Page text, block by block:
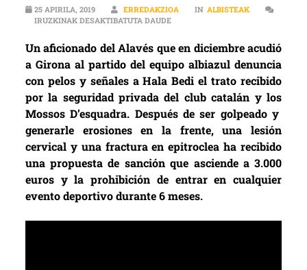
25 APIRILA, 2019 ERREDAKZIOA IN ALBISTEAK
IRUZKINAK DESAKTIBATUTA DAUDELESIÓN CERVICAL, COLLARÍN,
Un aficionado del Alavés que en diciembre acudió
a Girona al partido del equipo albiazul denuncia
con pelos y señales a Hala Bedi el trato recibido
por la seguridad privada del club catalán y los
Mossos D’esquadra. Después de ser golpeado y
generarle erosiones en la frente, una lesión
cervical y una fractura en epitroclea ha recibido
una propuesta de sanción que asciende a 3.000
euros y la prohibición de entrar en cualquier
evento deportivo durante 6 meses.